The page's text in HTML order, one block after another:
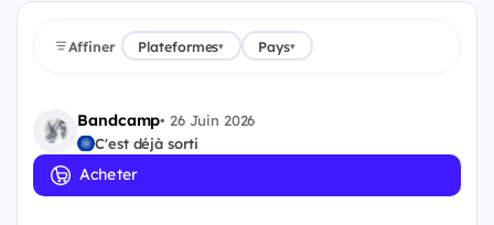
Affiner Plateformes▾ Pays▾
Bandcamp• 26 Juin 2026
C'est déjà sorti
Acheter